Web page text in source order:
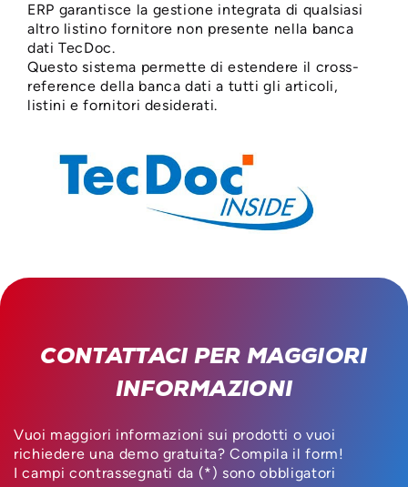
ERP garantisce la gestione integrata di qualsiasi
altro listino fornitore non presente nella banca
dati TecDoc.
Questo sistema permette di estendere il cross-
reference della banca dati a tutti gli articoli,
listini e fornitori desiderati.
CONTATTACI PER MAGGIORI
INFORMAZIONI
Vuoi maggiori informazioni sui prodotti o vuoi
richiedere una demo gratuita? Compila il form!
I campi contrassegnati da (*) sono obbligatori